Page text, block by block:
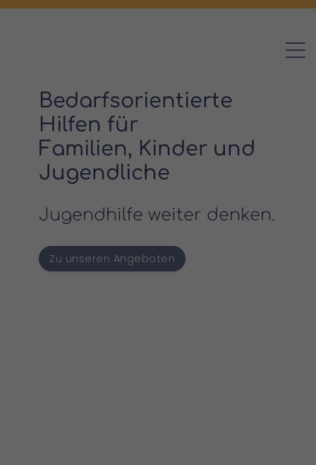
Bedarfsorientierte
Hilfen für
Familien, Kinder und
Jugendliche
Jugendhilfe weiter denken.
Zu unseren Angeboten